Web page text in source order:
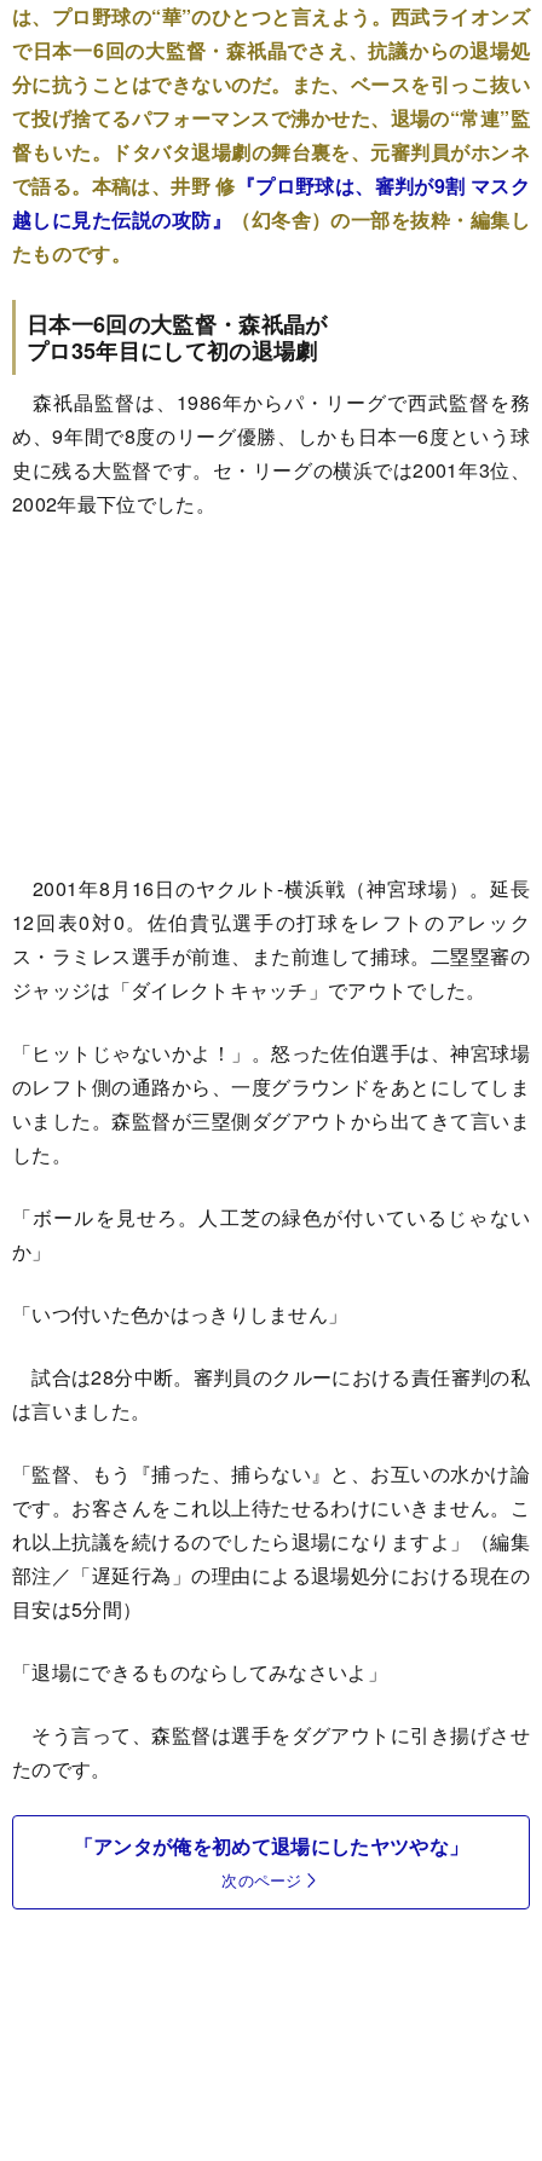
は、プロ野球の“華”のひとつと言えよう。西武ライオンズ
で日本一6回の大監督・森祇晶でさえ、抗議からの退場処
分に抗うことはできないのだ。また、ベースを引っこ抜い
て投げ捨てるパフォーマンスで沸かせた、退場の“常連”監
督もいた。ドタバタ退場劇の舞台裏を、元審判員がホンネ
で語る。本稿は、井野 修 『プロ野球は、審判が9割 マスク
越しに見た伝説の攻防』
（幻冬舎）の一部を抜粋・編集し
たものです。
日本一6回の大監督・森祇晶が
プロ35年目にして初の退場劇
森祇晶監督は、1986年からパ・リーグで西武監督を務
め、9年間で8度のリーグ優勝、しかも日本一6度という球
史に残る大監督です。セ・リーグの横浜では2001年3位、
2002年最下位でした。
2001年8月16日のヤクルト-横浜戦（神宮球場）。延長
12回表0対0。佐伯貴弘選手の打球をレフトのアレック
ス・ラミレス選手が前進、また前進して捕球。二塁塁審の
ジャッジは「ダイレクトキャッチ」でアウトでした。
「ヒットじゃないかよ！」。怒った佐伯選手は、神宮球場
のレフト側の通路から、一度グラウンドをあとにしてしま
いました。森監督が三塁側ダグアウトから出てきて言いま
した。
「ボールを見せろ。人工芝の緑色が付いているじゃない
か」
「いつ付いた色かはっきりしません」
試合は28分中断。審判員のクルーにおける責任審判の私
は言いました。
「監督、もう『捕った、捕らない』と、お互いの水かけ論
です。お客さんをこれ以上待たせるわけにいきません。こ
れ以上抗議を続けるのでしたら退場になりますよ」（編集
部注／「遅延行為」の理由による退場処分における現在の
目安は5分間）
「退場にできるものならしてみなさいよ」
そう言って、森監督は選手をダグアウトに引き揚げさせ
たのです。
「アンタが俺を初めて退場にしたヤツやな」
次のページ